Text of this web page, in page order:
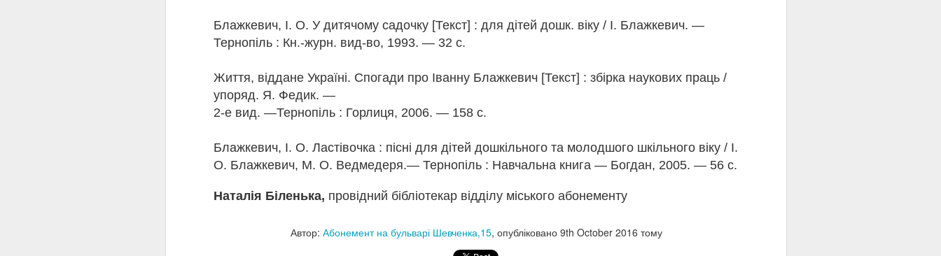
Блажкевич, І. О. У дитячому садочку [Текст] : для дітей дошк. віку / І. Блажкевич. —
Тернопіль : Кн.-журн. вид-во, 1993. — 32 с.
Життя, віддане Україні. Спогади про Іванну Блажкевич [Текст] : збірка наукових праць /
упоряд. Я. Федик. —
2-е вид. —Тернопіль : Горлиця, 2006. — 158 с.
Блажкевич, І. О. Ластівочка : пісні для дітей дошкільного та молодшого шкільного віку / І.
О. Блажкевич, М. О. Ведмедеря.— Тернопіль : Навчальна книга — Богдан, 2005. — 56 с.
Наталія Біленька, провідний бібліотекар відділу міського абонементу
Автор: Абонемент на бульварі Шевченка,15, опубліковано 9th October 2016 тому
Лікар людських душ🖋️